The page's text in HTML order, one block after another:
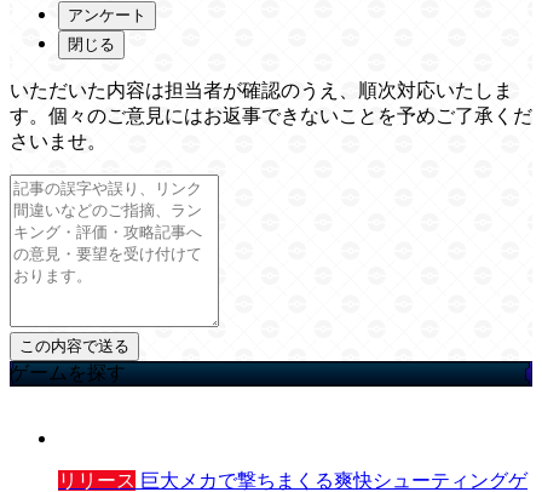
アンケート
閉じる
いただいた内容は担当者が確認のうえ、順次対応いたしま
す。個々のご意見にはお返事できないことを予めご了承くだ
さいませ。
ゲームを探す
リリース 巨大メカで撃ちまくる爽快シューティングゲ